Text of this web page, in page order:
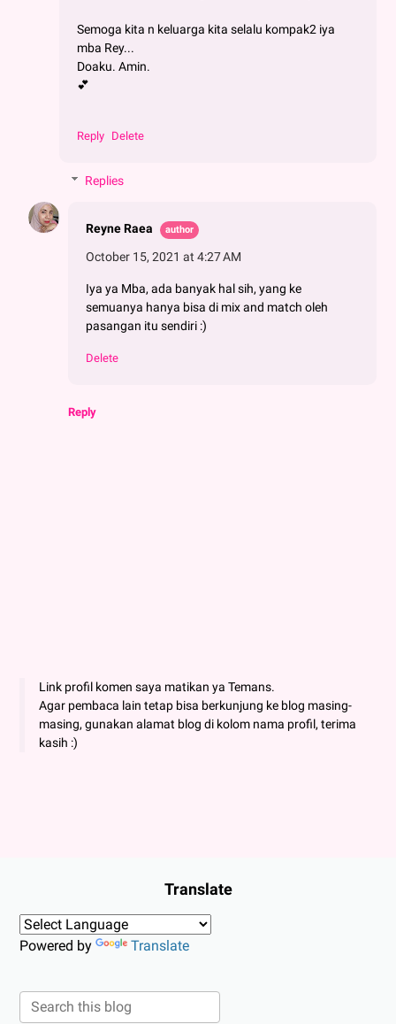
Semoga kita n keluarga kita selalu kompak2 iya
mba Rey...
Doaku. Amin.
💕
Reply Delete
Replies
Reyne Raea
October 15, 2021 at 4:27 AM
Iya ya Mba, ada banyak hal sih, yang ke
semuanya hanya bisa di mix and match oleh
pasangan itu sendiri :)
Delete
Reply
Link profil komen saya matikan ya Temans.
Agar pembaca lain tetap bisa berkunjung ke blog masing-
masing, gunakan alamat blog di kolom nama profil, terima
kasih :)
Translate
Powered by Translate